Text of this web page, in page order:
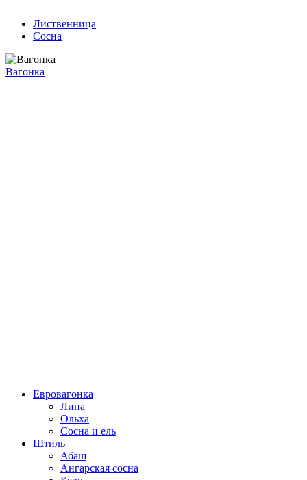
Лиственница
Сосна
Вагонка
Евровагонка
Липа
Ольха
Сосна и ель
Штиль
Абаш
Ангарская сосна